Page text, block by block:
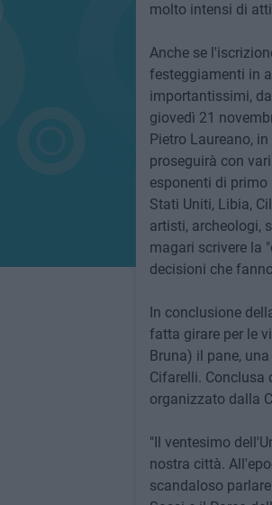
molto intensi di
Anche se
festeggiamenti in
importantissimi,
giovedì 21
Pietro Laureano,
proseguirà con
esponenti di primo
Stati Uniti, Libia,
artisti, archeologi,
magari scrivere la
decisioni che
In conclusione
fatta girare per le
Bruna) il pane,
Cifarelli. Conclusa
organizzato dalla
"Il ventesimo
nostra città.
scandaloso